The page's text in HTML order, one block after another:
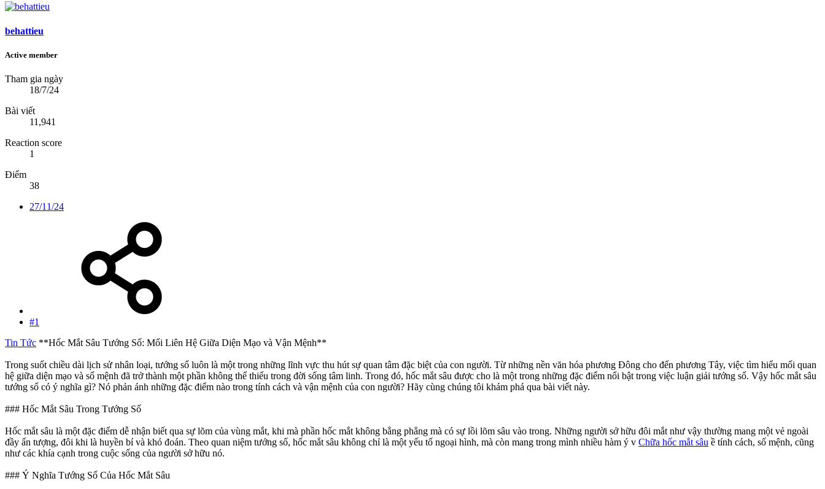
behattieu
Active member
Tham gia ngày
18/7/24
Bài viết
11,941
Reaction score
1
Điểm
38
27/11/24
#1
Tin Tức **Hốc Mắt Sâu Tướng Số: Mối Liên Hệ Giữa Diện Mạo và Vận Mệnh**
Trong suốt chiều dài lịch sử nhân loại, tướng số luôn là một trong những lĩnh vực thu hút sự quan tâm đặc biệt của con người. Từ những nền văn hóa phương Đông cho đến phương Tây, việc tìm hiểu mối quan
hệ giữa diện mạo và số mệnh đã trở thành một phần không thể thiếu trong đời sống tâm linh. Trong đó, hốc mắt sâu được cho là một trong những đặc điểm nổi bật trong việc luận giải tướng số. Vậy hốc mắt sâu
tướng số có ý nghĩa gì? Nó phản ánh những đặc điểm nào trong tính cách và vận mệnh của con người? Hãy cùng chúng tôi khám phá qua bài viết này.
### Hốc Mắt Sâu Trong Tướng Số
Hốc mắt sâu là một đặc điểm dễ nhận biết qua sự lõm của vùng mắt, khi mà phần hốc mắt không bằng phẳng mà có sự lồi lõm sâu vào trong. Những người sở hữu đôi mắt như vậy thường mang một vẻ ngoài
đầy ấn tượng, đôi khi là huyền bí và khó đoán. Theo quan niệm tướng số, hốc mắt sâu không chỉ là một yếu tố ngoại hình, mà còn mang trong mình nhiều hàm ý v Chữa hốc mắt sâu ề tính cách, số mệnh, cũng
như các khía cạnh trong cuộc sống của người sở hữu nó.
### Ý Nghĩa Tướng Số Của Hốc Mắt Sâu